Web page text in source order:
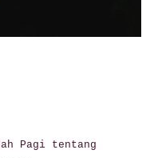
Pagi tentang